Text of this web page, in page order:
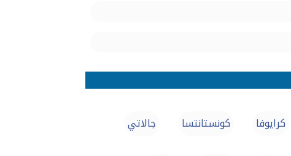
كرايوفا كونستانتسا جالاتي